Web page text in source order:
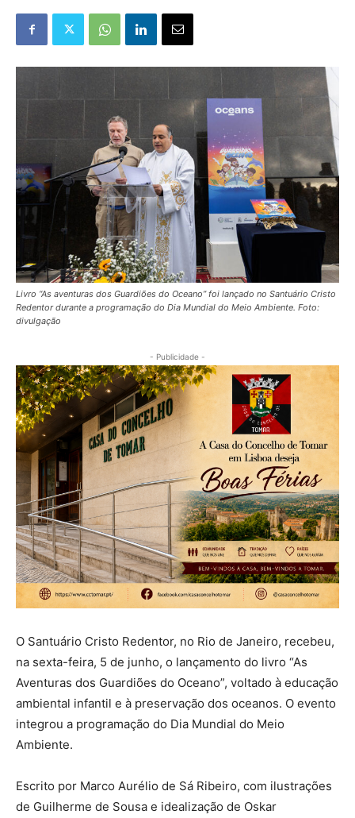
Livro “As aventuras dos Guardiões do Oceano” foi lançado no Santuário Cristo
Redentor durante a programação do Dia Mundial do Meio Ambiente. Foto:
divulgação
- Publicidade -
O Santuário Cristo Redentor, no Rio de Janeiro, recebeu,
na sexta-feira, 5 de junho, o lançamento do livro “As
Aventuras dos Guardiões do Oceano”, voltado à educação
ambiental infantil e à preservação dos oceanos. O evento
integrou a programação do Dia Mundial do Meio
Ambiente.
Escrito por Marco Aurélio de Sá Ribeiro, com ilustrações
de Guilherme de Sousa e idealização de Oskar